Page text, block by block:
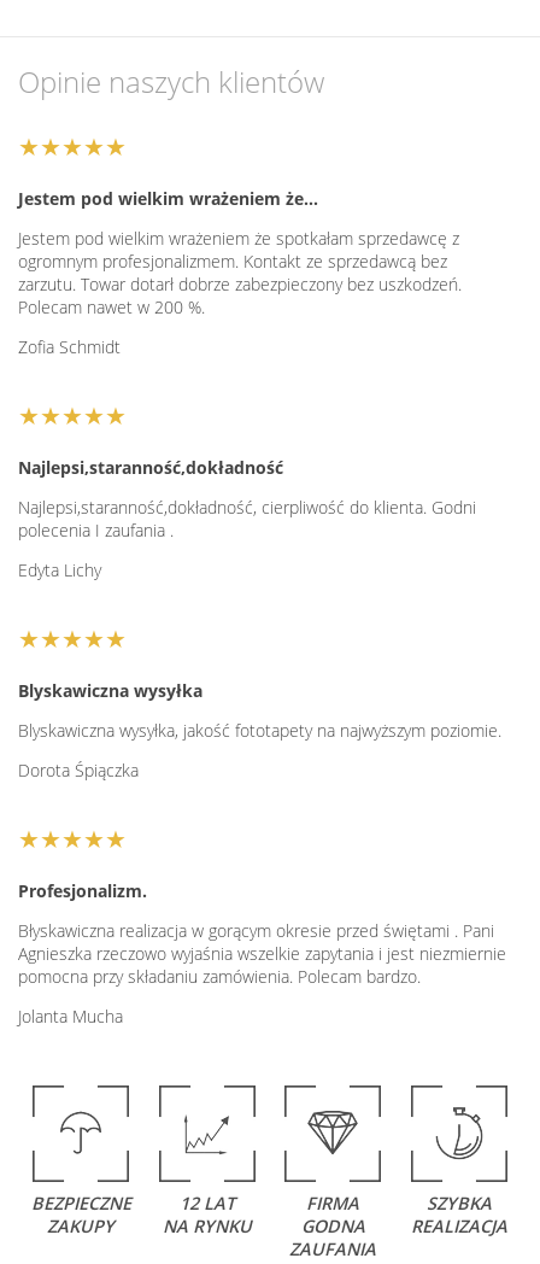
Opinie naszych klientów
★★★★★
Jestem pod wielkim wrażeniem że…
Jestem pod wielkim wrażeniem że spotkałam sprzedawcę z
ogromnym profesjonalizmem. Kontakt ze sprzedawcą bez
zarzutu. Towar dotarł dobrze zabezpieczony bez uszkodzeń.
Polecam nawet w 200 %.
Zofia Schmidt
★★★★★
Najlepsi,staranność,dokładność
Najlepsi,staranność,dokładność, cierpliwość do klienta. Godni
polecenia I zaufania .
Edyta Lichy
★★★★★
Blyskawiczna wysyłka
Blyskawiczna wysyłka, jakość fototapety na najwyższym poziomie.
Dorota Śpiączka
★★★★★
Profesjonalizm.
Błyskawiczna realizacja w gorącym okresie przed świętami . Pani
Agnieszka rzeczowo wyjaśnia wszelkie zapytania i jest niezmiernie
pomocna przy składaniu zamówienia. Polecam bardzo.
Jolanta Mucha
BEZPIECZNE
ZAKUPY
12 LAT
NA RYNKU
FIRMA
GODNA
ZAUFANIA
SZYBKA
REALIZACJA